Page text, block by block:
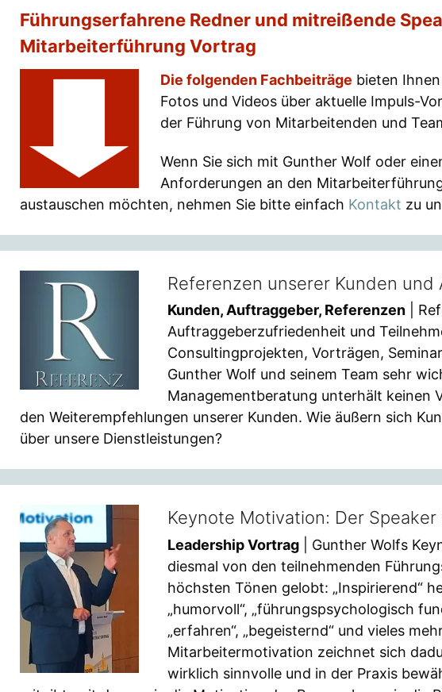
Führungserfahrene Redner und mitreißende
Mitarbeiterführung Vortrag
Die folgenden Fachbeiträge bieten
Fotos und Videos über aktuelle Impuls-
der Führung von Mitarbeitenden und
Wenn Sie sich mit Gunther Wolf oder
Anforderungen an den
austauschen möchten, nehmen Sie bitte einfach Kontakt zu
Referenzen unserer Kunden
Kunden, Auftraggeber, Referenzen |
Auftraggeberzufriedenheit und
Consultingprojekten, Vorträgen,
Gunther Wolf und seinem Team sehr
Managementberatung unterhält keinen
den Weiterempfehlungen unserer Kunden. Wie äußern sich
über unsere Dienstleistungen?
Keynote Motivation: Der
Leadership Vortrag | Gunther Wolfs
diesmal von den teilnehmenden
höchsten Tönen gelobt: „Inspirierend“
„humorvoll“, „führungspsychologisch
„erfahren“, „begeisternd“ und vieles
Mitarbeitermotivation zeichnet sich
wirklich sinnvolle und in der Praxis